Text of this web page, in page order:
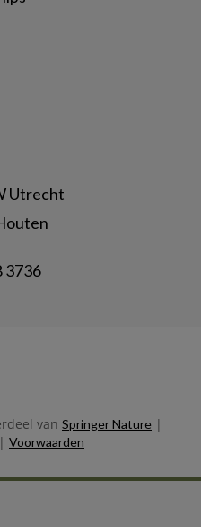
Utrecht
3736
van Springer Nature |
| Voorwaarden